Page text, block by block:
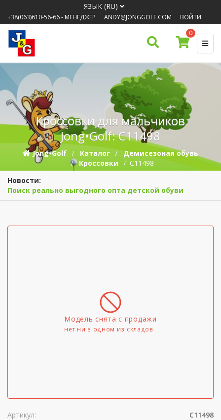
ЯЗЫК (RU)
+38(063)610-56-66- МЕНЕДЖЕР ANDY@JONGGOLF.COM
ВОЙТИ
0
Кроссовки для мальчиков
Jong•Golf: C11498
Jong•Golf Каталог
Демисезоная обувь
Кроссовки
C11498
Новости:
Поиск реально выгодного опта детской обуви
Модель снята с продажи
нет ни в одном из складов
Артикул:
C11498